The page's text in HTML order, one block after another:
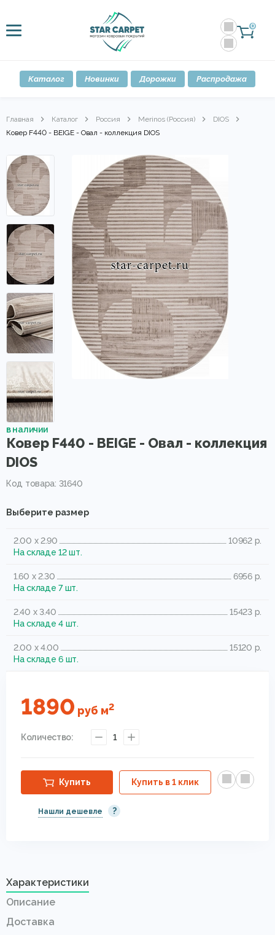
0
Каталог Новинки Дорожки Распродажа
Главная Каталог Россия Merinos (Россия)
DIOS
Ковер F440 - BEIGE - Овал - коллекция DIOS
в наличии
Ковер F440 - BEIGE - Овал - коллекция
DIOS
Код товара: 31640
Выберите размер
2.00 x 2.90
10962 р.
На складе 12 шт.
1.60 x 2.30
6956 р.
На складе 7 шт.
2.40 x 3.40
15423 р.
На складе 4 шт.
2.00 x 4.00
15120 р.
На складе 6 шт.
1890 руб м2
Количество: 1
Купить Купить в 1 клик
Нашли дешевле ?
Характеристики
Описание
Доставка